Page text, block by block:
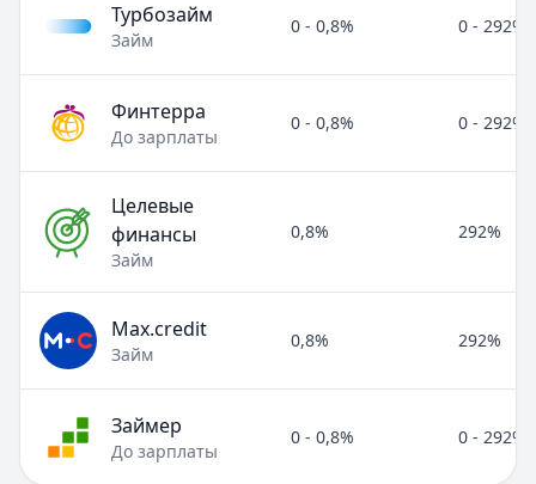
Турбозайм
Займ
0 - 0,8% 0 - 292%
Финтерра
До зарплаты
0 - 0,8% 0 - 292%
Целевые
финансы
Займ
0,8% 292%
Max.credit
Займ
0,8% 292%
Займер
До зарплаты
0 - 0,8% 0 - 292%